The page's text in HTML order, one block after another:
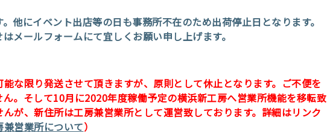
他にイベント出店等の日も事務所不在のため出荷停止日となります。
メールフォームにて宜しくお願い申し上げます。
な限り発送させて頂きますが、原則として休止となります。 ご不便を
。そして10月に2020年度稼働予定の横浜新工房へ営業所機能を移転致
が、新住所は工房兼営業所として運営致しております。詳細はリンク
営業所について）